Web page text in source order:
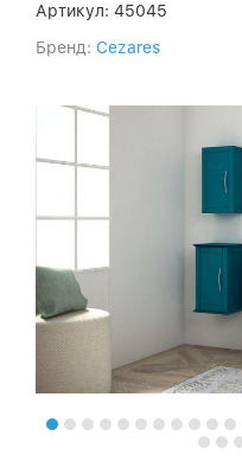
Артикул: 45045
Бренд: Cezares